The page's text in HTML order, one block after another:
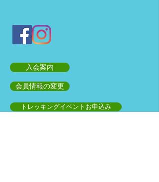
入会案内
会員情報の変更
トレッキングイベントお申込み